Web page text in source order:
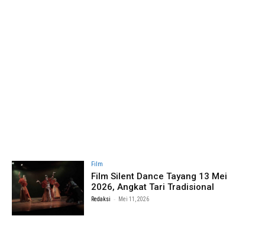
Film
Film Silent Dance Tayang 13 Mei
2026, Angkat Tari Tradisional
Redaksi - Mei 11, 2026